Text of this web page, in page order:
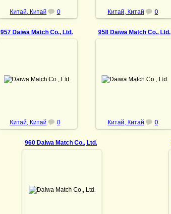
Китай, Китай 0 Китай, Китай 0
957 Daiwa Match Co., Ltd.
Daiwa Match Co., Ltd.
Китай, Китай 0
958 Daiwa Match Co., Ltd.
Daiwa Match Co., Ltd.
Китай, Китай 0
960 Daiwa Match Co., Ltd.
Daiwa Match Co., Ltd.